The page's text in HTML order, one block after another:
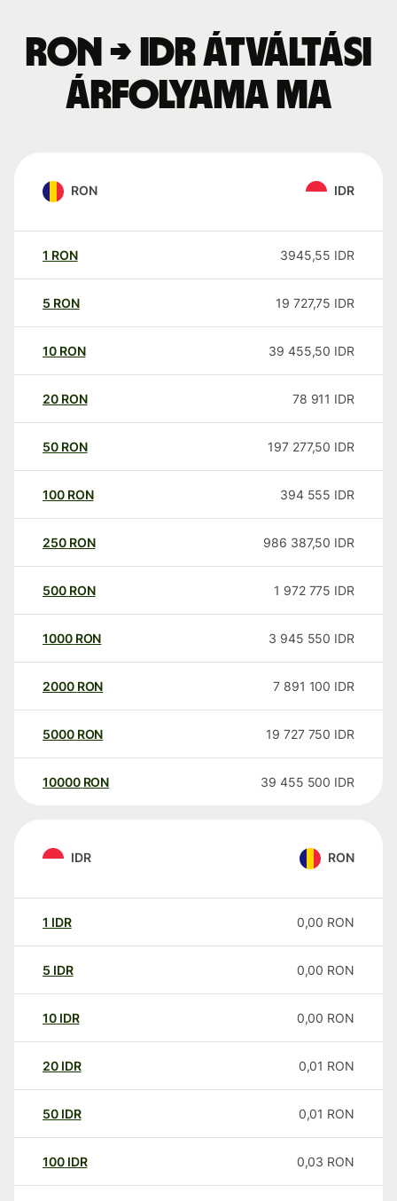
RON → IDR átváltási
árfolyama ma
RON IDR
1 RON 3945,55 IDR
5 RON 19 727,75 IDR
10 RON 39 455,50 IDR
20 RON 78 911 IDR
50 RON 197 277,50 IDR
100 RON 394 555 IDR
250 RON 986 387,50 IDR
500 RON 1 972 775 IDR
1000 RON 3 945 550 IDR
2000 RON 7 891 100 IDR
5000 RON 19 727 750 IDR
10000 RON 39 455 500 IDR
IDR RON
1 IDR 0,00 RON
5 IDR 0,00 RON
10 IDR 0,00 RON
20 IDR 0,01 RON
50 IDR 0,01 RON
100 IDR 0,03 RON